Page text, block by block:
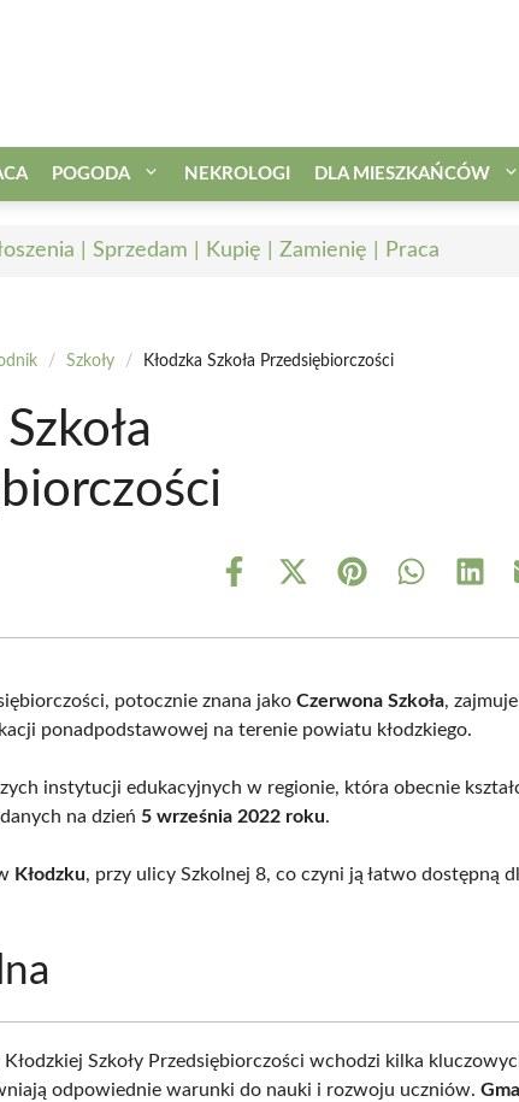
POGODA NEKROLOGI DLA MIESZKAŃCÓW
| Sprzedam | Kupię | Zamienię | Praca
/ Szkoły / Kłodzka Szkoła Przedsiębiorczości
Share
Share
(Twitter)
Share Share Share
potocznie znana jakoCzerwona Szkoła, zajmuje
ponadpodstawowej na terenie powiatu kłodzkiego.
instytucji edukacyjnych w regionie, która obecnie
na dzień 5 września 2022 roku.
Kłodzku, przy ulicy Szkolnej 8, co czyni ją łatwo dostępną
Kłodzkiej Szkoły Przedsiębiorczości wchodzi kilka
odpowiednie warunki do nauki i rozwoju uczniów.